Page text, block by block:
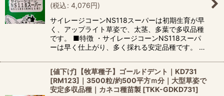
(税込: 4,076円)
サイレージコーンNS118スーパーは初期生育が早
く、アップライト草姿で、太茎、多葉で多収品種
です。 ■特徴 ・サイレージコーンNS118スーパ
ーは早く仕上がり、多く採れる安定品種です。 …
[値下げ]【牧草種子】ゴールドデント｜KD731
[RM123]｜3500粒/約500平方ｍ分｜大型草姿で
安定多収品種｜カネコ種苗製 [TKK-GDKD731]